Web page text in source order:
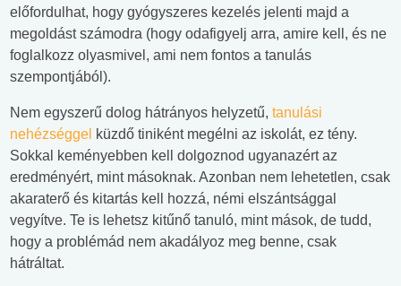
előfordulhat, hogy gyógyszeres kezelés jelenti majd a
megoldást számodra (hogy odafigyelj arra, amire kell, és ne
foglalkozz olyasmivel, ami nem fontos a tanulás
szempontjából).
Nem egyszerű dolog hátrányos helyzetű, tanulási
nehézséggel küzdő tiniként megélni az iskolát, ez tény.
Sokkal keményebben kell dolgoznod ugyanazért az
eredményért, mint másoknak. Azonban nem lehetetlen, csak
akaraterő és kitartás kell hozzá, némi elszántsággal
vegyítve. Te is lehetsz kitűnő tanuló, mint mások, de tudd,
hogy a problémád nem akadályoz meg benne, csak
hátráltat.